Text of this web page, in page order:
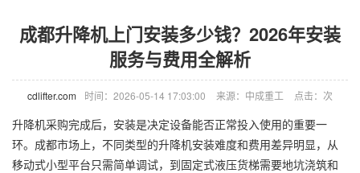
成都升降机上门安装多少钱？2026年安装
服务与费用全解析
cdlifter.com 时间：2026-05-14 17:03:00 来源：中成重工 点击： 次
升降机采购完成后，安装是决定设备能否正常投入使用的重要一
环。成都市场上，不同类型的升降机安装难度和费用差异明显，从
移动式小型平台只需简单调试，到固定式液压货梯需要地坑浇筑和